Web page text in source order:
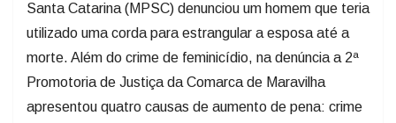
Santa Catarina (MPSC) denunciou um homem que teria
utilizado uma corda para estrangular a esposa até a
morte. Além do crime de feminicídio, na denúncia a 2ª
Promotoria de Justiça da Comarca de Maravilha
apresentou quatro causas de aumento de pena: crime